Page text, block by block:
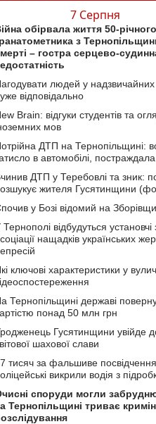
7 Серпня
обірвала життя 50-річного
з
– гостра серцево-
людей у
відповідально
Brain: відгуки студентів та
мов
ДТП на Тернопільщині:
в автомобілі,
ДТП у Теребовлі та зник:
жителя Гусятинщини
у Бозі відомий на
Тернополі відбудуться установчі
нащадків українських
ключові характеристики у
Тернопільщині державі
понад 50 млн грн
Гусятинщини увійде
шахової слави
тисяч за фальшиве
викрили водія з
споруди могли
Тернопільщині триває